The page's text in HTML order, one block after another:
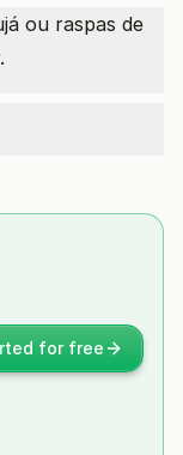
ou raspas de
for free